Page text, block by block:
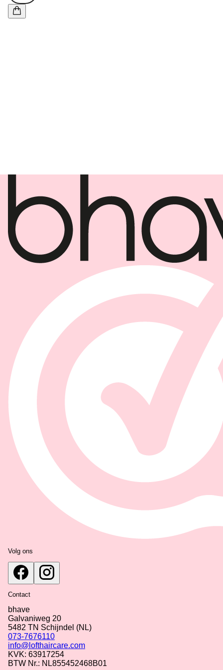
Volg ons
Contact
bhave
Galvaniweg 20
5482 TN Schijndel (NL)
073-7676110
info@lofthaircare.com
KVK: 63917254
BTW Nr.: NL855452468B01